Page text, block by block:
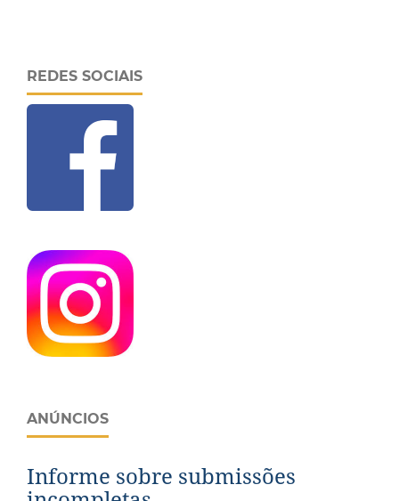
REDES SOCIAIS
ANÚNCIOS
Informe sobre submissões